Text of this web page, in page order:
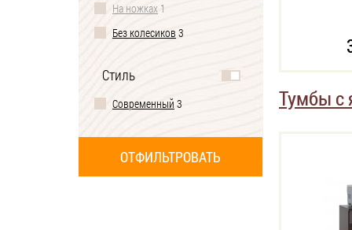
На ножках 1
Без колесиков 3
3 ящика
Стиль
Современный 3 Тумбы с